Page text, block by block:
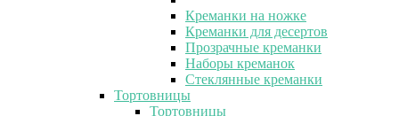
Креманки на ножке
Креманки для десертов
Прозрачные креманки
Наборы креманок
Стеклянные креманки
Тортовницы
Тортовницы